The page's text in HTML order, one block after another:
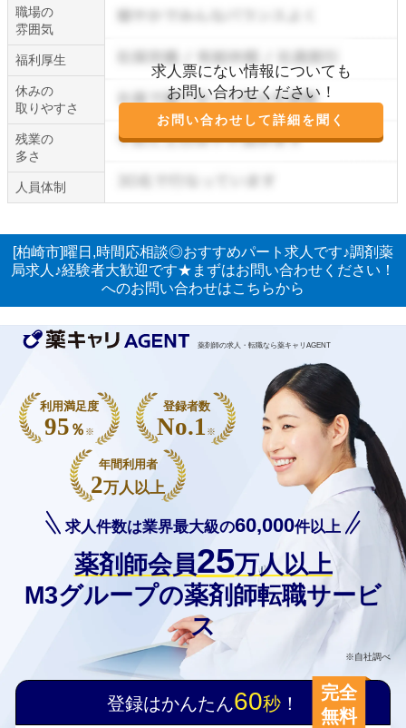
職場の
雰囲気
求人票にない情報についても
お問い合わせください！
お問い合わせして詳細を聞く
福利厚生
休みの
取りやすさ
残業の
多さ
人員体制
[柏崎市]曜日,時間応相談◎おすすめパート求人です♪調剤薬
局求人♪経験者大歓迎です★まずはお問い合わせください！
へのお問い合わせはこちらから
薬剤師の求人・転職なら薬キャリAGENT
求人件数は業界最大級の60,000件以上
薬剤師会員25万人以上
M3グループの薬剤師転職サービ
ス
※自社調べ
利用満足度
95 ％ ※
登録者数
No.1 ※
年間利用者
2万人以上
登録はかんたん60秒 ！
完全
無料